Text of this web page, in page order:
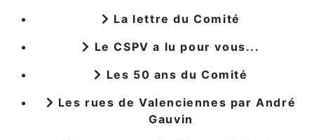
La lettre du Comité
Le CSPV a lu pour vous...
Les 50 ans du Comité
Les rues de Valenciennes par André
Gauvin